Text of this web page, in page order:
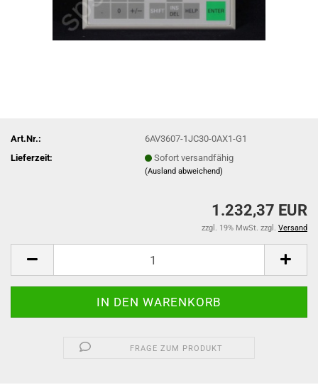
Art.Nr.:
6AV3607-1JC30-0AX1-G1
Lieferzeit:
Sofort versandfähig
(Ausland abweichend)
1.232,37 EUR
zzgl. 19% MwSt. zzgl. Versand
FRAGE ZUM PRODUKT